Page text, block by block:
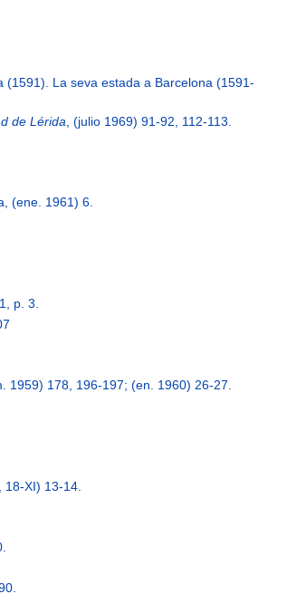
(1591). La seva estada a Barcelona (1591-
de Lérida , (julio 1969) 91-92, 112-113.
(ene. 1961) 6.
p. 3.
1959) 178, 196-197; (en. 1960) 26-27.
18-XI) 13-14.